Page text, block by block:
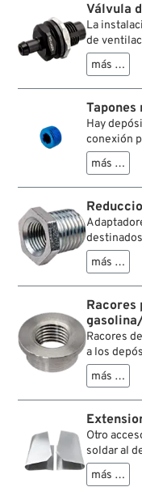
Válvula
La
de
requiere
válvula no
moto
simple
más …
Tapones
Hay
conexión
bombas
venían
necesita
Estos
garantizar
gotas de
más …
depósitos
grandes,
Cuando el
una rosca
roscas de
cónicas y
paso. Por
más …
Racores
Racores
a los
acoplar
más …
Otro
soldar al
custom).
más …